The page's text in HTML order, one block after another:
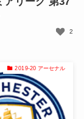
2
2019-20 アーセナル